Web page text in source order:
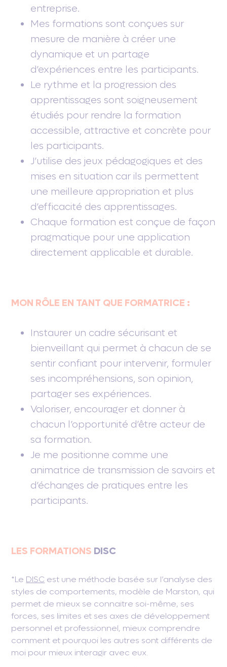
entreprise.
Mes formations sont conçues sur
mesure de manière à créer une
dynamique et un partage
d’expériences entre les participants.
Le rythme et la progression des
apprentissages sont soigneusement
étudiés pour rendre la formation
accessible, attractive et concrète pour
les participants.
J’utilise des jeux pédagogiques et des
mises en situation car ils permettent
une meilleure appropriation et plus
d’efficacité des apprentissages.
Chaque formation est conçue de façon
pragmatique pour une application
directement applicable et durable.
MON RÔLE EN TANT QUE FORMATRICE :
Instaurer un cadre sécurisant et
bienveillant qui permet à chacun de se
sentir confiant pour intervenir, formuler
ses incompréhensions, son opinion,
partager ses expériences.
Valoriser, encourager et donner à
chacun l’opportunité d’être acteur de
sa formation.
Je me positionne comme une
animatrice de transmission de savoirs et
d’échanges de pratiques entre les
participants.
LES FORMATIONS DISC
*Le DISC est une méthode basée sur l’analyse des
styles de comportements, modèle de Marston, qui
permet de mieux se connaitre soi-même, ses
forces, ses limites et ses axes de développement
personnel et professionnel, mieux comprendre
comment et pourquoi les autres sont différents de
moi pour mieux interagir avec eux.